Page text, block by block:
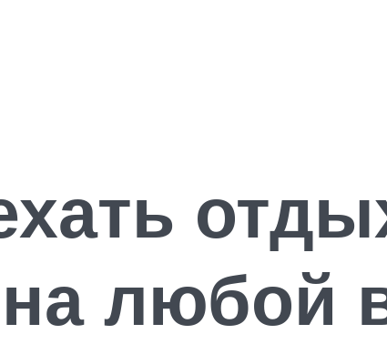
любой